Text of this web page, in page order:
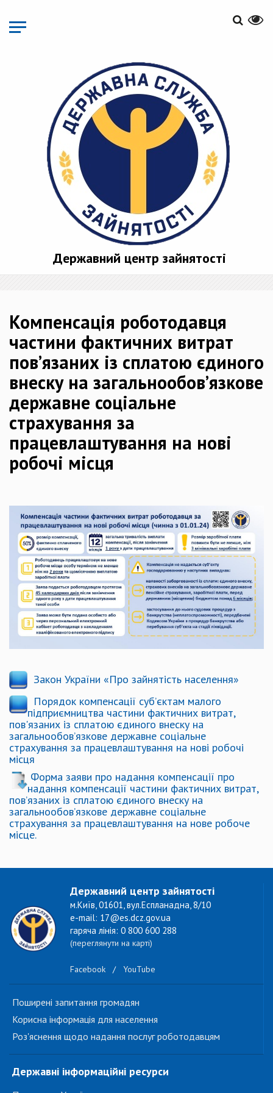
основного
матеріалу
Державний центр зайнятості
Компенсація роботодавця
частини фактичних витрат
пов’язаних із сплатою єдиного
внеску на загальнообов’язкове
державне соціальне
страхування за
працевлаштування на нові
робочі місця
Закон України «Про зайнятість населення»
Порядок компенсації суб’єктам малого
підприємництва частини фактичних витрат,
пов'язаних із сплатою єдиного внеску на
загальнообов’язкове державне соціальне
страхування за працевлаштування на нові робочі
місця
Форма заяви про надання компенсації про
надання компенсації частини фактичних витрат,
пов’язаних із сплатою єдиного внеску на
загальнообов’язкове державне соціальне
страхування за працевлаштування на нове робоче
місце.
Державний центр зайнятості
м.Київ, 01601, вул.Еспланадна, 8/10
e-mail: 17@es.dcz.gov.ua
гаряча лінія: 0 800 600 288
(переглянути на карті)
Facebook / YouTube
Поширені запитання громадян
Корисна інформація для населення
Роз'яснення щодо надання послуг роботодавцям
Державні інформаційні ресурси